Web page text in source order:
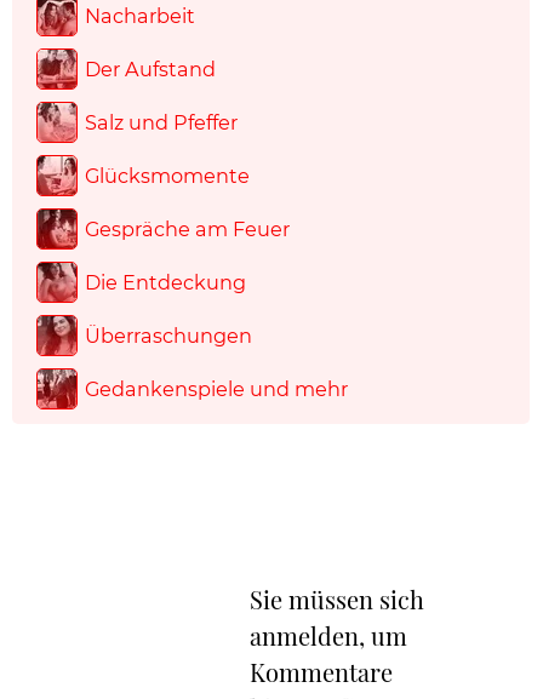
Nacharbeit
Der Aufstand
Salz und Pfeffer
Glücksmomente
Gespräche am Feuer
Die Entdeckung
Überraschungen
Gedankenspiele und mehr
Sie müssen sich
anmelden, um
Kommentare